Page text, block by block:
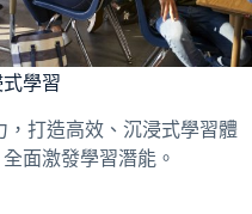
學習
打造高效、沉浸式學習體
面激發學習潛能。